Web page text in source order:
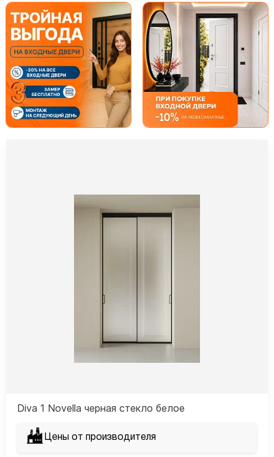
Diva 1 Novella черная стекло белое
Цены от производителя